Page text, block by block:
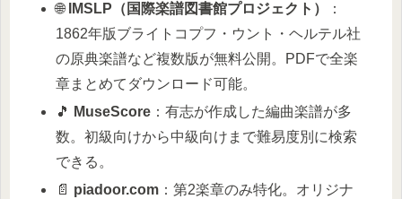
🌐 IMSLP（国際楽譜図書館プロジェクト）
：
1862年版ブライトコプフ・ウント・ヘルテル社
の原典楽譜など複数版が無料公開。PDFで全楽
章まとめてダウンロード可能。
🎵
MuseScore ：有志が作成した編曲楽譜が多
数。初級向けから中級向けまで難易度別に検索
できる。
📄 piadoor.com ：第2楽章のみ特化。オリジナ